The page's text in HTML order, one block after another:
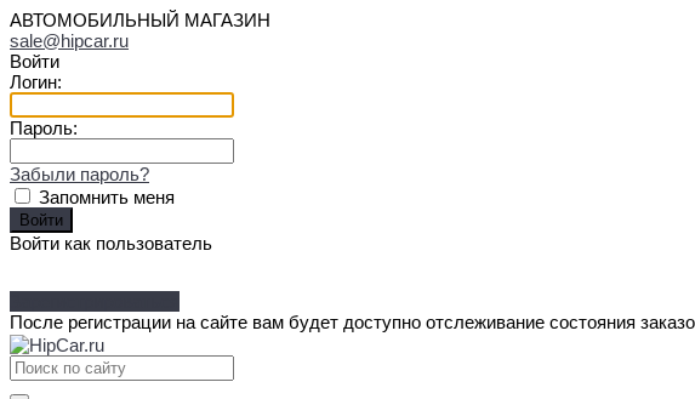
АВТОМОБИЛЬНЫЙ МАГАЗИН
sale@hipcar.ru
Войти
Логин:
Пароль:
Забыли пароль?
Запомнить меня
Войти как пользователь
После регистрации на сайте вам будет доступно отслеживание состояния